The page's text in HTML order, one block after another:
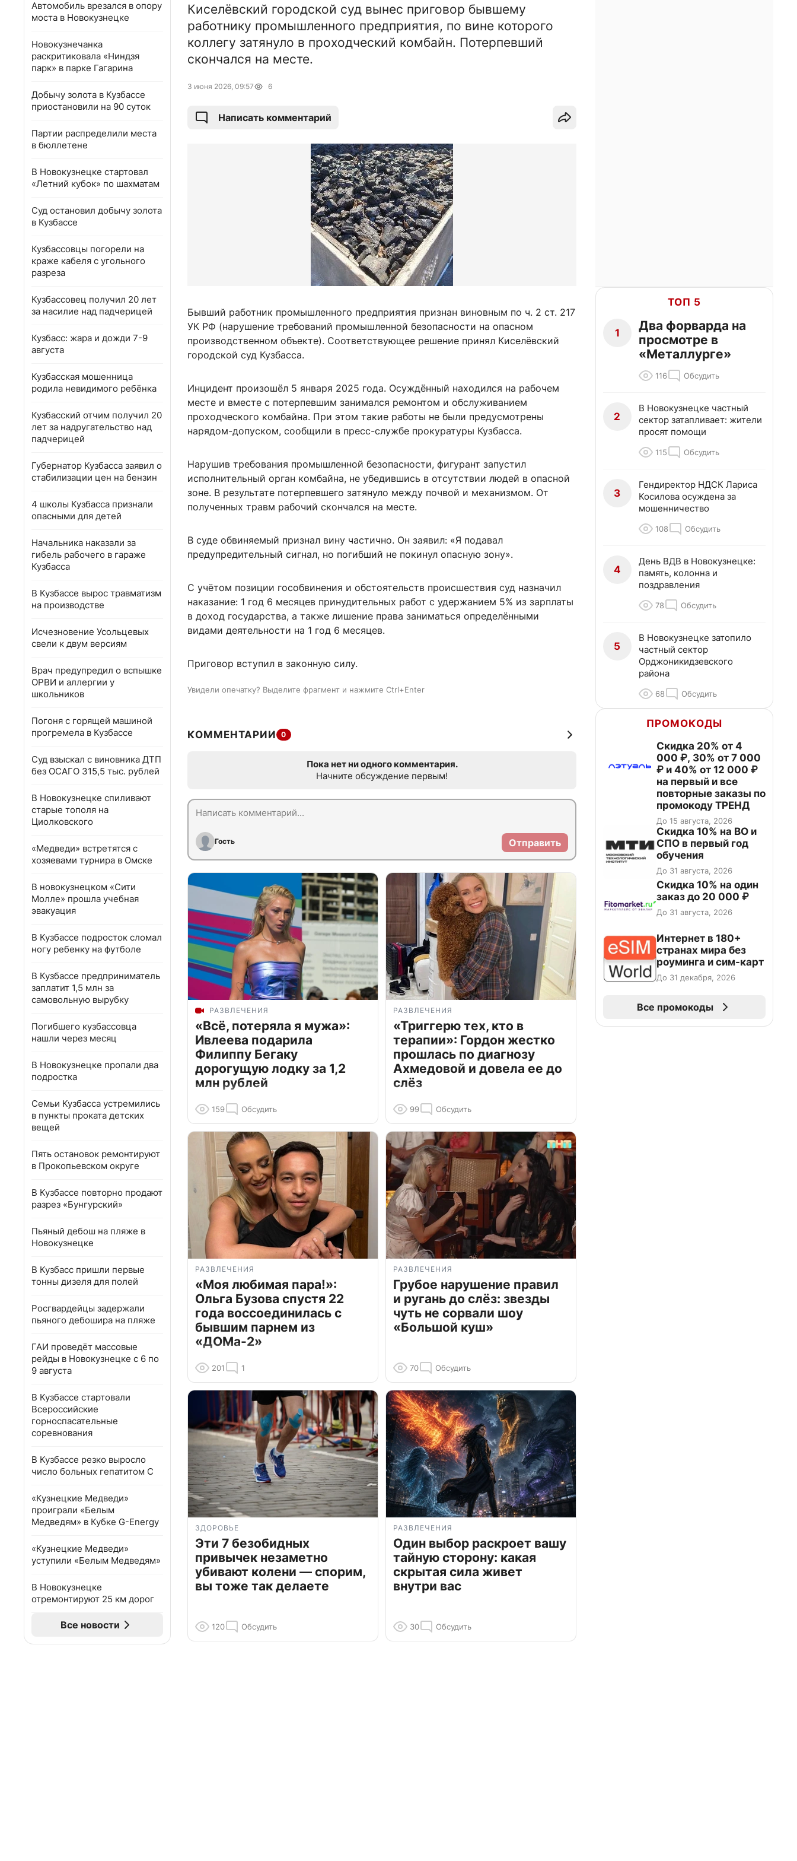
Автомобиль врезался в опору
моста в Новокузнецке
Новокузнечанка
раскритиковала «Ниндзя
парк» в парке Гагарина
Добычу золота в Кузбассе
приостановили на 90 суток
Партии распределили места
в бюллетене
В Новокузнецке стартовал
«Летний кубок» по шахматам
Суд остановил добычу золота
в Кузбассе
Кузбассовцы погорели на
краже кабеля с угольного
разреза
Кузбассовец получил 20 лет
за насилие над падчерицей
Кузбасс: жара и дожди 7-9
августа
Кузбасская мошенница
родила невидимого ребёнка
Кузбасский отчим получил 20
лет за надругательство над
падчерицей
Губернатор Кузбасса заявил о
стабилизации цен на бензин
4 школы Кузбасса признали
опасными для детей
Начальника наказали за
гибель рабочего в гараже
Кузбасса
В Кузбассе вырос травматизм
на производстве
Исчезновение Усольцевых
свели к двум версиям
Врач предупредил о вспышке
ОРВИ и аллергии у
школьников
Погоня с горящей машиной
прогремела в Кузбассе
Суд взыскал с виновника ДТП
без ОСАГО 315,5 тыс. рублей
В Новокузнецке спиливают
старые тополя на
Циолковского
«Медведи» встретятся с
хозяевами турнира в Омске
В новокузнецком «Сити
Молле» прошла учебная
эвакуация
В Кузбассе подросток сломал
ногу ребенку на футболе
В Кузбассе предприниматель
заплатит 1,5 млн за
самовольную вырубку
Погибшего кузбассовца
нашли через месяц
В Новокузнецке пропали два
подростка
Семьи Кузбасса устремились
в пункты проката детских
вещей
Пять остановок ремонтируют
в Прокопьевском округе
В Кузбассе повторно продают
разрез «Бунгурский»
Пьяный дебош на пляже в
Новокузнецке
В Кузбасс пришли первые
тонны дизеля для полей
Росгвардейцы задержали
пьяного дебошира на пляже
ГАИ проведёт массовые
рейды в Новокузнецке с 6 по
9 августа
В Кузбассе стартовали
Всероссийские
горноспасательные
соревнования
В Кузбассе резко выросло
число больных гепатитом С
«Кузнецкие Медведи»
проиграли «Белым
Медведям» в Кубке G-Energy
«Кузнецкие Медведи»
уступили «Белым Медведям»
В Новокузнецке
отремонтируют 25 км дорог
Все новости
Киселёвский городской суд вынес приговор бывшему
работнику промышленного предприятия, по вине которого
коллегу затянуло в проходческий комбайн. Потерпевший
скончался на месте.
3 июня 2026, 09:57 6
Написать комментарий
Бывший работник промышленного предприятия признан виновным по ч. 2 ст. 217
УК РФ (нарушение требований промышленной безопасности на опасном
производственном объекте). Соответствующее решение принял Киселёвский
городской суд Кузбасса.
Инцидент произошёл 5 января 2025 года. Осуждённый находился на рабочем
месте и вместе с потерпевшим занимался ремонтом и обслуживанием
проходческого комбайна. При этом такие работы не были предусмотрены
нарядом-допуском, сообщили в пресс-службе прокуратуры Кузбасса.
Нарушив требования промышленной безопасности, фигурант запустил
исполнительный орган комбайна, не убедившись в отсутствии людей в опасной
зоне. В результате потерпевшего затянуло между почвой и механизмом. От
полученных травм рабочий скончался на месте.
В суде обвиняемый признал вину частично. Он заявил: «Я подавал
предупредительный сигнал, но погибший не покинул опасную зону».
С учётом позиции гособвинения и обстоятельств происшествия суд назначил
наказание: 1 год 6 месяцев принудительных работ с удержанием 5% из зарплаты
в доход государства, а также лишение права заниматься определёнными
видами деятельности на 1 год 6 месяцев.
Приговор вступил в законную силу.
Увидели опечатку? Выделите фрагмент и нажмите Ctrl+Enter
КОММЕНТАРИИ 0
Пока нет ни одного комментария.
Начните обсуждение первым!
Гость Отправить
РАЗВЛЕЧЕНИЯ
«Всё, потеряла я мужа»:
Ивлеева подарила
Филиппу Бегаку
дорогущую лодку за 1,2
млн рублей
159 Обсудить
РАЗВЛЕЧЕНИЯ
«Триггерю тех, кто в
терапии»: Гордон жестко
прошлась по диагнозу
Ахмедовой и довела ее до
слёз
99 Обсудить
РАЗВЛЕЧЕНИЯ
«Моя любимая пара!»:
Ольга Бузова спустя 22
года воссоединилась с
бывшим парнем из
«ДОМа-2»
201 1
РАЗВЛЕЧЕНИЯ
Грубое нарушение правил
и ругань до слёз: звезды
чуть не сорвали шоу
«Большой куш»
70 Обсудить
ЗДОРОВЬЕ
Эти 7 безобидных
привычек незаметно
убивают колени — спорим,
вы тоже так делаете
120 Обсудить
РАЗВЛЕЧЕНИЯ
Один выбор раскроет вашу
тайную сторону: какая
скрытая сила живет
внутри вас
30 Обсудить
ТОП 5
1
Два форварда на
просмотре в
«Металлурге»
116 Обсудить
2
В Новокузнецке частный
сектор затапливает: жители
просят помощи
115 Обсудить
3
Гендиректор НДСК Лариса
Косилова осуждена за
мошенничество
108 Обсудить
4
День ВДВ в Новокузнецке:
память, колонна и
поздравления
78 Обсудить
5
В Новокузнецке затопило
частный сектор
Орджоникидзевского
района
68 Обсудить
ПРОМОКОДЫ
Скидка 20% от 4
000 ₽, 30% от 7 000
₽ и 40% от 12 000 ₽
на первый и все
повторные заказы по
промокоду ТРЕНД
До 15 августа, 2026
Скидка 10% на ВО и
СПО в первый год
обучения
До 31 августа, 2026
Скидка 10% на один
заказ до 20 000 ₽
До 31 августа, 2026
Интернет в 180+
странах мира без
роуминга и сим-карт
До 31 декабря, 2026
Все промокоды